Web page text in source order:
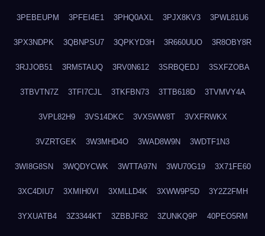
3PEBEUPM 3PFEI4E1 3PHQ0AXL 3PJX8KV3 3PWL81U6
3PX3NDPK 3QBNPSU7 3QPKYD3H 3R660UUO 3R8OBY8R
3RJJOB51 3RM5TAUQ 3RV0N612 3SRBQEDJ 3SXFZOBA
3TBVTN7Z 3TFI7CJL 3TKFBN73 3TTB618D 3TVMVY4A
3VPL82H9 3VS14DKC 3VX5WW8T 3VXFRWKX
3VZRTGEK 3W3MHD4O 3WAD8W9N 3WDTF1N3
3WI8G8SN 3WQDYCWK 3WTTA97N 3WU70G19 3X71FE60
3XC4DIU7 3XMIH0VI 3XMLLD4K 3XWW9P5D 3Y2Z2FMH
3YXUATB4 3Z3344KT 3ZBBJF82 3ZUNKQ9P 40PEO5RM